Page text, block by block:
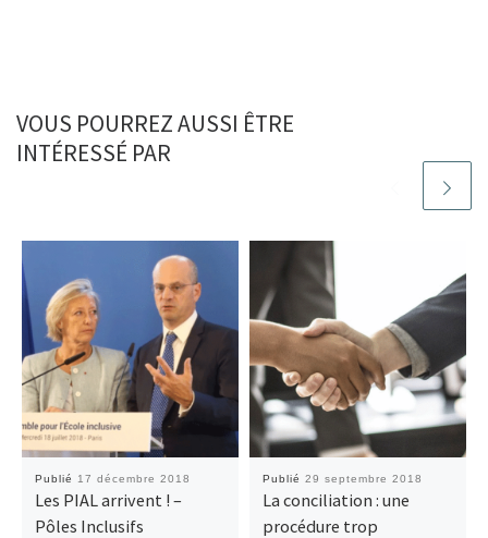
VOUS POURREZ AUSSI ÊTRE
INTÉRESSÉ PAR
Publié 17 décembre 2018
Les PIAL arrivent ! –
Pôles Inclusifs
Publié 29 septembre 2018
La conciliation : une
procédure trop